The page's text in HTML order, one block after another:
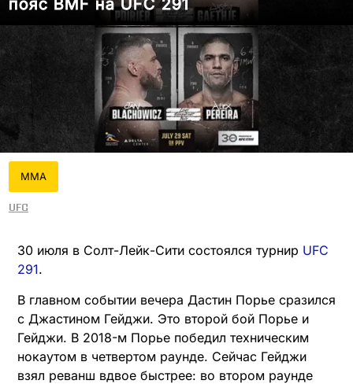
пояс BMF на UFC 291
MMA
UFC
30 июля в Солт-Лейк-Сити состоялся турнир UFC
291.
В главном событии вечера Дастин Порье сразился
с Джастином Гейджи. Это второй бой Порье и
Гейджи. В 2018-м Порье победил техническим
нокаутом в четвертом раунде. Сейчас Гейджи
взял реванш вдвое быстрее: во втором раунде